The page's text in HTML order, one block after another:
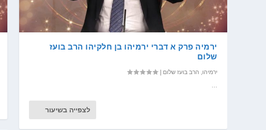
ירמיה פרק א דברי ירמיהו בן חלקיהו הרב בועז
שלום
ירמיהו, הרב בועז שלום |
לצפייה בשיעור